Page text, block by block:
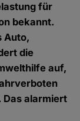
für
bekannt.
Auto,
die
auf,
Das alarmiert